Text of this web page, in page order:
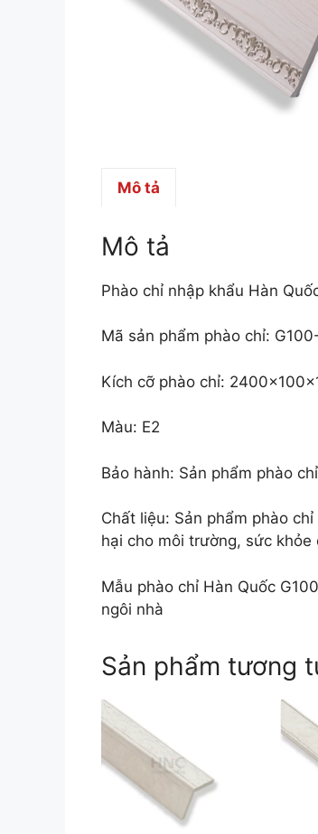
Mô tả
Mô tả
Phào chỉ nhập khẩu Hàn
Mã sản phẩm phào chỉ:
Kích cỡ phào chỉ:
Màu: E2
Bảo hành: Sản phẩm phào
Chất liệu: Sản phẩm phào
hại cho môi trường, sức
Mẫu phào chỉ Hàn Quốc
ngôi nhà
Sản phẩm tương